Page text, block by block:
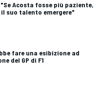
"Se Acosta fosse più paziente,
suo talento emergere"
fare una esibizione ad
del GP di F1